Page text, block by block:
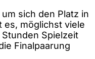
sich den Platz in
es, möglichst viele
Spielzeit
Finalpaarung